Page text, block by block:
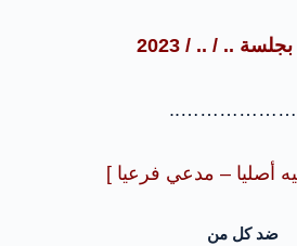
.. / .. / 2023
أصليا – مدعي فرعيا ]
ضد كل من